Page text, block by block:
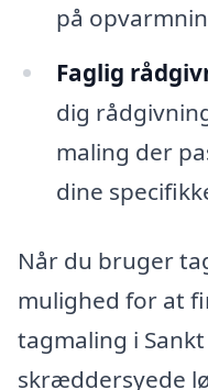
på
Faglig
dig
maling der
dine
Når du bruger
mulighed for at
tagmaling i
skræddersyede